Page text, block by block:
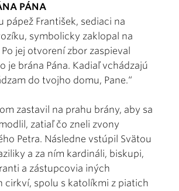
PÁNA
pápež František, sediaci na
symbolicky zaklopal na
jej otvorení zbor zaspieval
je brána Pána. Kadiaľ vchádzajú
do tvojho domu, Pane.“
zastavil na prahu brány, aby sa
zatiaľ čo zneli zvony
Petra. Následne vstúpil Svätou
a za ním kardináli, biskupi,
a zástupcovia iných
cirkví, spolu s katolíkmi z piatich